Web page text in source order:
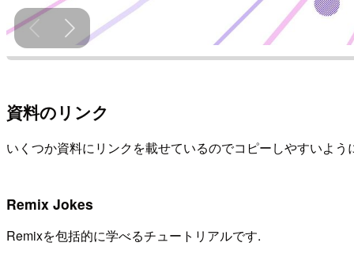
資料のリンク
いくつか資料にリンクを載せているのでコピーしやすいよ
Remix Jokes
Remixを包括的に学べるチュートリアルです.